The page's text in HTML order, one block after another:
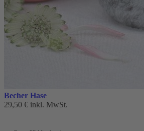
Becher Hase
29,50 € inkl. MwSt.